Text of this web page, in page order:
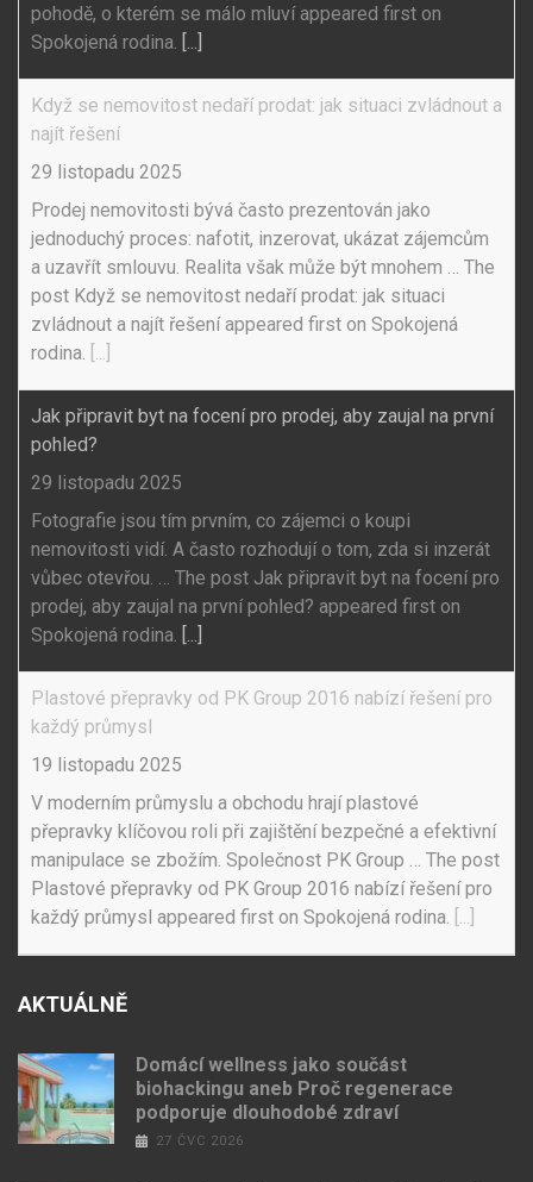
pohodě, o kterém se málo mluví appeared first on
Spokojená rodina. [...]
Když se nemovitost nedaří prodat: jak situaci zvládnout a
najít řešení
29 listopadu 2025
Prodej nemovitosti bývá často prezentován jako
jednoduchý proces: nafotit, inzerovat, ukázat zájemcům
a uzavřít smlouvu. Realita však může být mnohem … The
post Když se nemovitost nedaří prodat: jak situaci
zvládnout a najít řešení appeared first on Spokojená
rodina. [...]
Jak připravit byt na focení pro prodej, aby zaujal na první
pohled?
29 listopadu 2025
Fotografie jsou tím prvním, co zájemci o koupi
nemovitosti vidí. A často rozhodují o tom, zda si inzerát
vůbec otevřou. … The post Jak připravit byt na focení pro
prodej, aby zaujal na první pohled? appeared first on
Spokojená rodina. [...]
Plastové přepravky od PK Group 2016 nabízí řešení pro
každý průmysl
19 listopadu 2025
V moderním průmyslu a obchodu hrají plastové
přepravky klíčovou roli při zajištění bezpečné a efektivní
manipulace se zbožím. Společnost PK Group … The post
Plastové přepravky od PK Group 2016 nabízí řešení pro
každý průmysl appeared first on Spokojená rodina. [...]
AKTUÁLNĚ
Domácí wellness jako součást
biohackingu aneb Proč regenerace
podporuje dlouhodobé zdraví
27 ČVC 2026